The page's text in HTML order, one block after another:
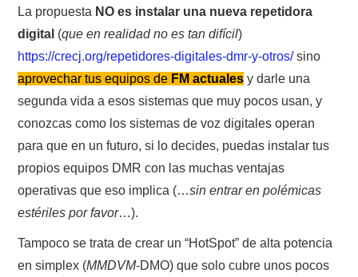
SOLICITUD DE INGRESO
SOTA Y POTA
W5WIN
WAVELOG
AUTENTIFICACIÓN DE MIEMBROS DEL
CRECJ
La propuesta NO es instalar una nueva repetidora
digital (que en realidad no es tan difícil)
https://crecj.org/repetidores-digitales-dmr-y-otros/ sino
aprovechar tus equipos de FM actuales y darle una
segunda vida a esos sistemas que muy pocos usan, y
conozcas como los sistemas de voz digitales operan
para que en un futuro, si lo decides, puedas instalar tus
propios equipos DMR con las muchas ventajas
operativas que eso implica (…sin entrar en polémicas
estériles por favor…).
Tampoco se trata de crear un “HotSpot” de alta potencia
en simplex (MMDVM-DMO) que solo cubre unos pocos